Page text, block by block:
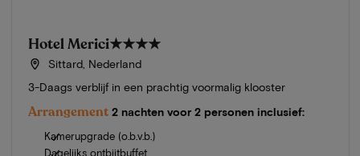
Hotel Merici★★★★
Sittard, Nederland
3-Daags verblijf in een prachtig voormalig klooster
Arrangement 2 nachten voor 2 personen inclusief:
Kamerupgrade (o.b.v.b.)
Dagelijks ontbijtbuffet